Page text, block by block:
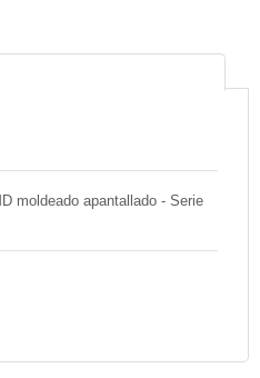
moldeado apantallado - Serie